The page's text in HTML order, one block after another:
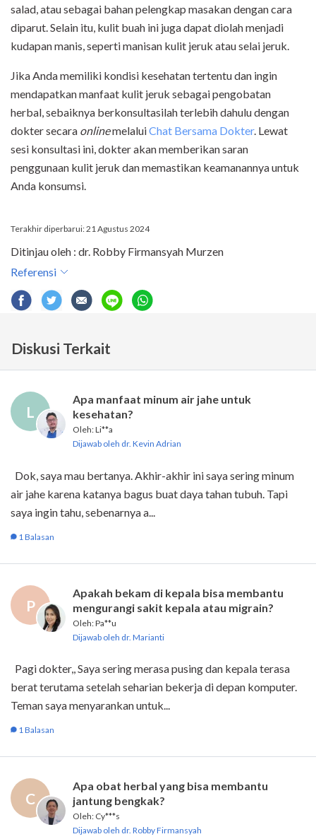
salad, atau sebagai bahan pelengkap masakan dengan cara
diparut. Selain itu, kulit buah ini juga dapat diolah menjadi
kudapan manis, seperti manisan kulit jeruk atau selai jeruk.
Jika Anda memiliki kondisi kesehatan tertentu dan ingin
mendapatkan manfaat kulit jeruk sebagai pengobatan
herbal, sebaiknya berkonsultasilah terlebih dahulu dengan
dokter secara onlinemelaluiChat Bersama Dokter. Lewat
sesi konsultasi ini, dokter akan memberikan saran
penggunaan kulit jeruk dan memastikan keamanannya untuk
Anda konsumsi.
Terakhir diperbarui: 21 Agustus 2024